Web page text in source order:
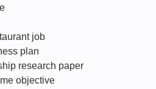
job
plan
research paper
objective